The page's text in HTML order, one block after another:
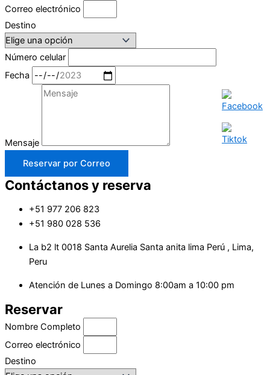
Correo electrónico
Destino
Número celular
Fecha
Mensaje
Reservar por Correo
Contáctanos y reserva
+51 977 206 823
+51 980 028 536
La b2 lt 0018 Santa Aurelia Santa anita lima Perú , Lima,
Peru
Atención de Lunes a Domingo 8:00am a 10:00 pm
Reservar
Nombre Completo
Correo electrónico
Destino